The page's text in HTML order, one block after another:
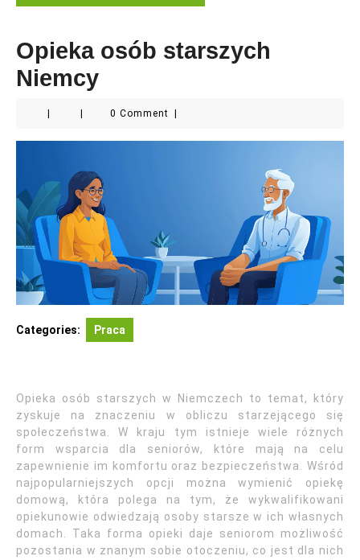
Opieka osób starszych
Niemcy
0 Comment
Categories: Praca
Opieka osób starszych w Niemczech to temat, który
zyskuje na znaczeniu w obliczu starzejącego się
społeczeństwa. W kraju tym istnieje wiele różnych
form wsparcia dla seniorów, które mają na celu
zapewnienie im komfortu oraz bezpieczeństwa. Wśród
najpopularniejszych opcji można wymienić opiekę
domową, która polega na tym, że wykwalifikowani
opiekunowie odwiedzają osoby starsze w ich własnych
domach. Taka forma opieki daje seniorom możliwość
pozostania w znanym sobie otoczeniu, co jest dla nich